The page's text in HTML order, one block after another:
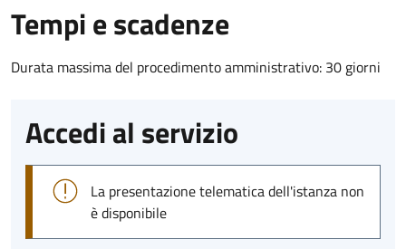
Tempi e scadenze
Durata massima del procedimento amministrativo: 30 giorni
Accedi al servizio
La presentazione telematica dell'istanza non
è disponibile